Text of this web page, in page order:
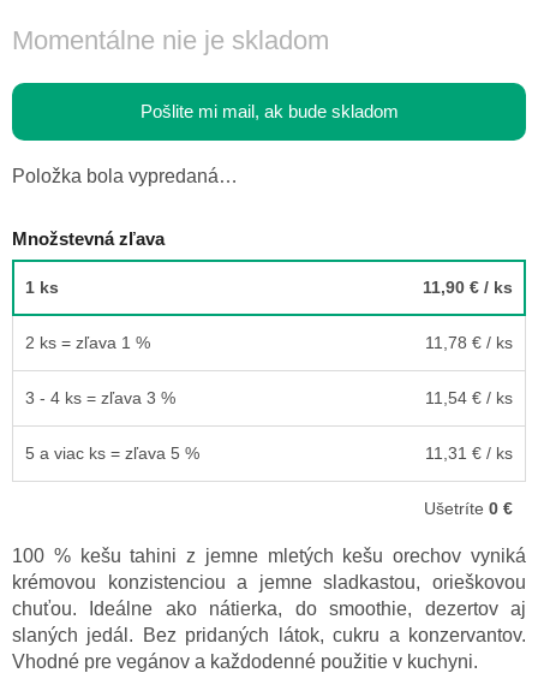
Momentálne nie je skladom
Pošlite mi mail, ak bude skladom
Položka bola vypredaná…
Množstevná zľava
1 ks 11,90 € / ks
2 ks = zľava 1 % 11,78 € / ks
3 - 4 ks = zľava 3 % 11,54 € / ks
5 a viac ks = zľava 5 % 11,31 € / ks
Ušetríte 0 €
100 % kešu tahini z jemne mletých kešu orechov vyniká
krémovou konzistenciou a jemne sladkastou, orieškovou
chuťou. Ideálne ako nátierka, do smoothie, dezertov aj
slaných jedál. Bez pridaných látok, cukru a konzervantov.
Vhodné pre vegánov a každodenné použitie v kuchyni.